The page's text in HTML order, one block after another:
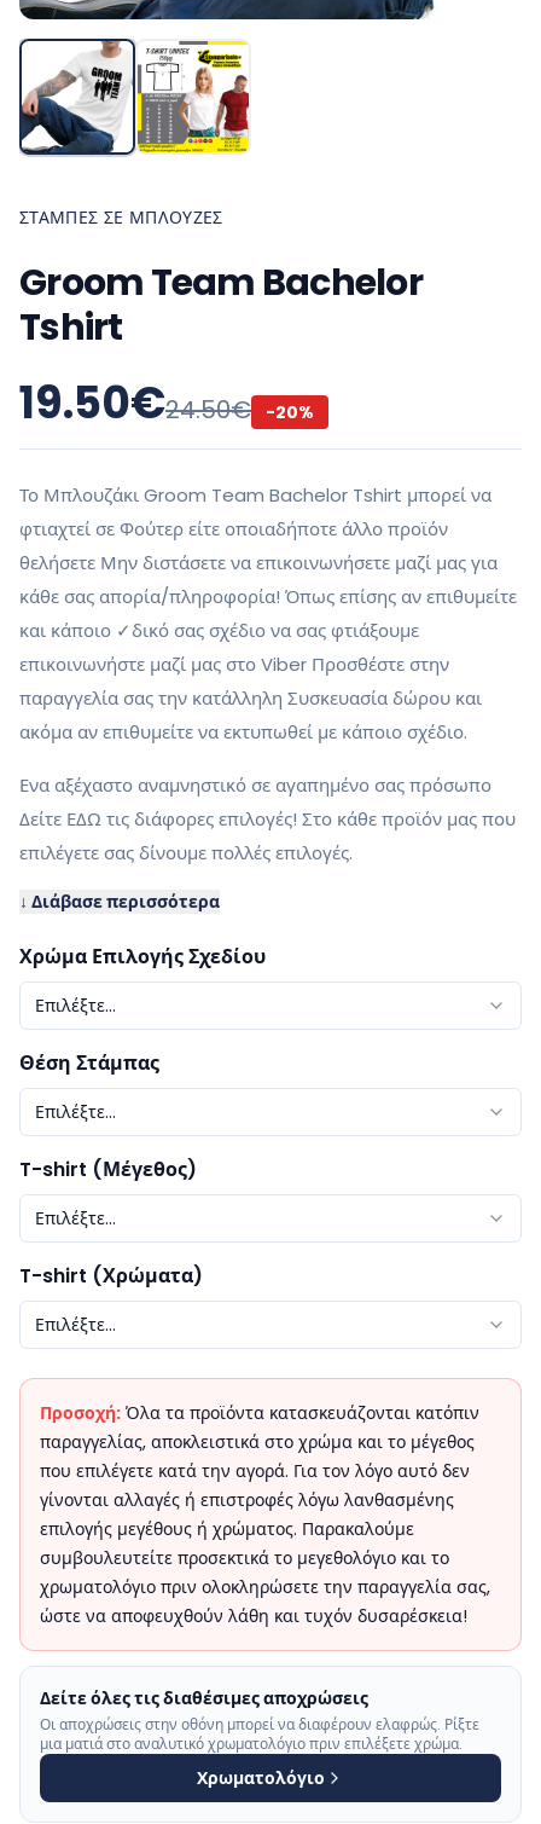
ΣΤΆΜΠΕΣ ΣΕ ΜΠΛΟΎΖΕΣ
Groom Team Bachelor
Tshirt
19.50€24.50€ -20%
Το Μπλουζάκι Groom Team Bachelor Tshirt μπορεί να
φτιαχτεί σε Φούτερ είτε οποιαδήποτε άλλο προϊόν
θελήσετε Μην διστάσετε να επικοινωνήσετε μαζί μας για
κάθε σας απορία/πληροφορία! Όπως επίσης αν επιθυμείτε
και κάποιο ✓δικό σας σχέδιο να σας φτιάξουμε
επικοινωνήστε μαζί μας στο Viber Προσθέστε στην
παραγγελία σας την κατάλληλη Συσκευασία δώρου και
ακόμα αν επιθυμείτε να εκτυπωθεί με κάποιο σχέδιο.
Ενα αξέχαστο αναμνηστικό σε αγαπημένο σας πρόσωπο
Δείτε ΕΔΩ τις διάφορες επιλογές! Στο κάθε προϊόν μας που
επιλέγετε σας δίνουμε πολλές επιλογές.
↓ Διάβασε περισσότερα
Χρώμα Επιλογής Σχεδίου
Επιλέξτε...
Θέση Στάμπας
Επιλέξτε...
T-shirt (Μέγεθος)
Επιλέξτε...
T-shirt (Χρώματα)
Επιλέξτε...
Προσοχή: Όλα τα προϊόντα κατασκευάζονται κατόπιν
παραγγελίας, αποκλειστικά στο χρώμα και το μέγεθος
που επιλέγετε κατά την αγορά. Για τον λόγο αυτό δεν
γίνονται αλλαγές ή επιστροφές λόγω λανθασμένης
επιλογής μεγέθους ή χρώματος. Παρακαλούμε
συμβουλευτείτε προσεκτικά το μεγεθολόγιο και το
χρωματολόγιο πριν ολοκληρώσετε την παραγγελία σας,
ώστε να αποφευχθούν λάθη και τυχόν δυσαρέσκεια!
Δείτε όλες τις διαθέσιμες αποχρώσεις
Οι αποχρώσεις στην οθόνη μπορεί να διαφέρουν ελαφρώς. Ρίξτε
μια ματιά στο αναλυτικό χρωματολόγιο πριν επιλέξετε χρώμα.
Χρωματολόγιο